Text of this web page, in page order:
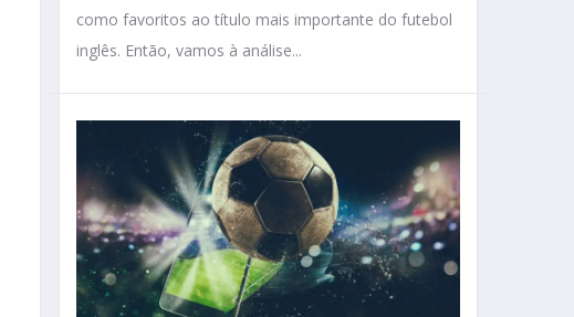
como favoritos ao título mais importante do futebol
inglês. Então, vamos à análise...